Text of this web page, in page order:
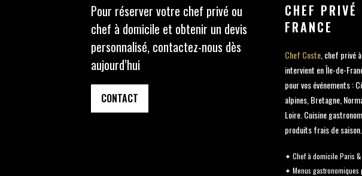
Pour réserver votre chef privé ou
chef à domicile et obtenir un devis
personnalisé, contactez-nous dès
aujourd’hui
CONTACT
CHEF
FRANCE
Chef Coste , chef privé
intervient en Île-de-
pour vos événements :
alpines, Bretagne,
Loire. Cuisine
produits frais de saison.
✦ Chef à domicile Paris
✦ Menus gastronomiques